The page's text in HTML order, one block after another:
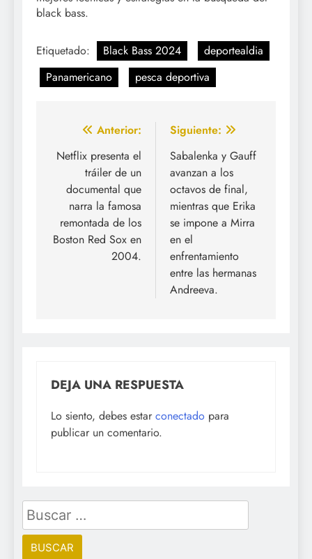
black bass.
Etiquetado: Black Bass 2024
deportealdia
Panamericano
pesca deportiva
Navegación
de
entradas
Anterior:
Netflix presenta el
tráiler de un
documental que
narra la famosa
remontada de los
Boston Red Sox en
2004.
Siguiente:
Sabalenka y Gauff
avanzan a los
octavos de final,
mientras que Erika
se impone a Mirra
en el
enfrentamiento
entre las hermanas
Andreeva.
DEJA UNA RESPUESTA
Lo siento, debes estar conectado para
publicar un comentario.
Buscar: